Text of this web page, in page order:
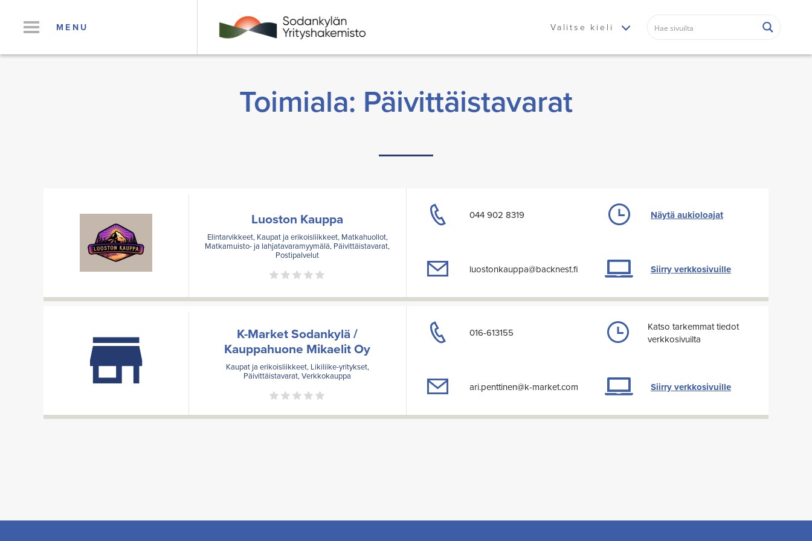
MENU Valitse kieli
Toimiala: Päivittäistavarat
Luoston Kauppa
Elintarvikkeet, Kaupat ja erikoisliikkeet, Matkahuollot,
Matkamuisto- ja lahjatavaramyymälä, Päivittäistavarat,
Postipalvelut
044 902 8319
luostonkauppa@backnest.fi
Näytä aukioloajat
Siirry verkkosivuille
K-Market Sodankylä /
Kauppahuone Mikaelit Oy
Kaupat ja erikoisliikkeet, Likiliike-yritykset,
Päivittäistavarat, Verkkokauppa
016-613155
ari.penttinen@k-market.com
Katso tarkemmat tiedot
verkkosivuilta
Siirry verkkosivuille